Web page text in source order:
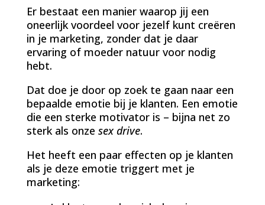
Er bestaat een manier waarop jij een
oneerlijk voordeel voor jezelf kunt creëren
in je marketing, zonder dat je daar
ervaring of moeder natuur voor nodig
hebt.
Dat doe je door op zoek te gaan naar een
bepaalde emotie bij je klanten. Een emotie
die een sterke motivator is – bijna net zo
sterk als onze sex drive.
Het heeft een paar effecten op je klanten
als je deze emotie triggert met je
marketing: